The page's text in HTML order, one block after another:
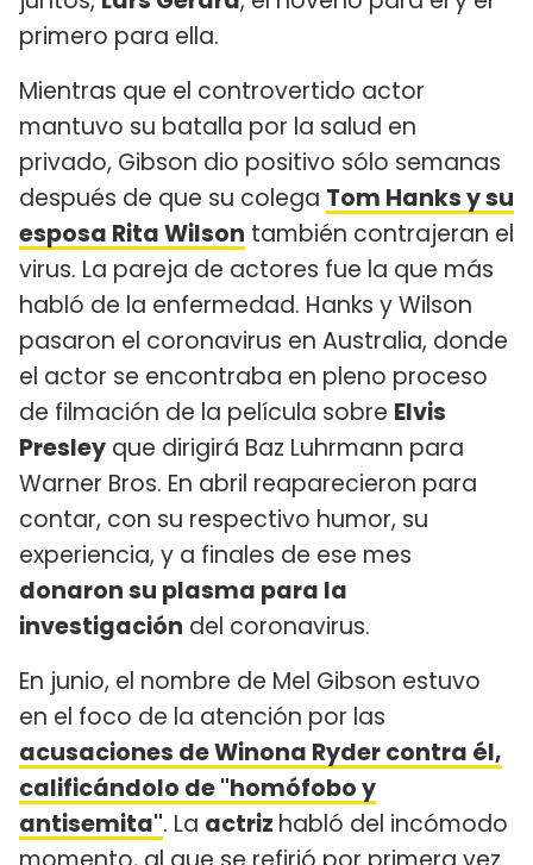
primero para ella.
Mientras que el controvertido actor
mantuvo su batalla por la salud en
privado, Gibson dio positivo sólo semanas
después de que su colega Tom Hanks y su
esposa Rita Wilson también contrajeran el
virus. La pareja de actores fue la que más
habló de la enfermedad. Hanks y Wilson
pasaron el coronavirus en Australia, donde
el actor se encontraba en pleno proceso
de filmación de la película sobre Elvis
Presley que dirigirá Baz Luhrmann para
Warner Bros. En abril reaparecieron para
contar, con su respectivo humor, su
experiencia, y a finales de ese mes
donaron su plasma para la
investigación del coronavirus.
En junio, el nombre de Mel Gibson estuvo
en el foco de la atención por las
acusaciones de Winona Ryder contra él,
calificándolo de "homófobo y
antisemita". La actriz habló del incómodo